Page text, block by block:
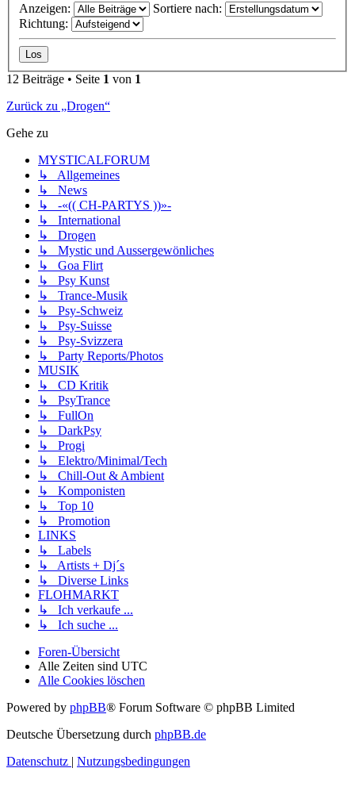
Anzeigen:
Sortiere nach:
Richtung:
12 Beiträge • Seite 1 von 1
Zurück zu „Drogen“
Gehe zu
MYSTICALFORUM
↳ Allgemeines
↳ News
↳ -«(( CH-PARTYS ))»-
↳ International
↳ Drogen
↳ Mystic und Aussergewönliches
↳ Goa Flirt
↳ Psy Kunst
↳ Trance-Musik
↳ Psy-Schweiz
↳ Psy-Suisse
↳ Psy-Svizzera
↳ Party Reports/Photos
MUSIK
↳ CD Kritik
↳ PsyTrance
↳ FullOn
↳ DarkPsy
↳ Progi
↳ Elektro/Minimal/Tech
↳ Chill-Out & Ambient
↳ Komponisten
↳ Top 10
↳ Promotion
LINKS
↳ Labels
↳ Artists + Dj´s
↳ Diverse Links
FLOHMARKT
↳ Ich verkaufe ...
↳ Ich suche ...
Foren-Übersicht
Alle Zeiten sind UTC
Alle Cookies löschen
Powered by phpBB® Forum Software © phpBB Limited
Deutsche Übersetzung durch phpBB.de
Datenschutz | Nutzungsbedingungen